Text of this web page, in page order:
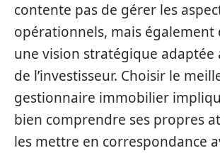
contente pas de gérer les
opérationnels, mais également
une vision stratégique adaptée
de l’investisseur. Choisir le
gestionnaire immobilier
bien comprendre ses propres
les mettre en correspondance